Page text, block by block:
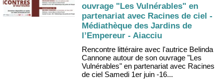
ouvrage "Les Vulnérables" en
partenariat avec Racines de ciel -
Médiathèque des Jardins de
l’Empereur - Aiacciu
Rencontre littéraire avec l'autrice Belinda
Cannone autour de son ouvrage "Les
Vulnérables" en partenariat avec Racines
de ciel Samedi 1er juin -16...